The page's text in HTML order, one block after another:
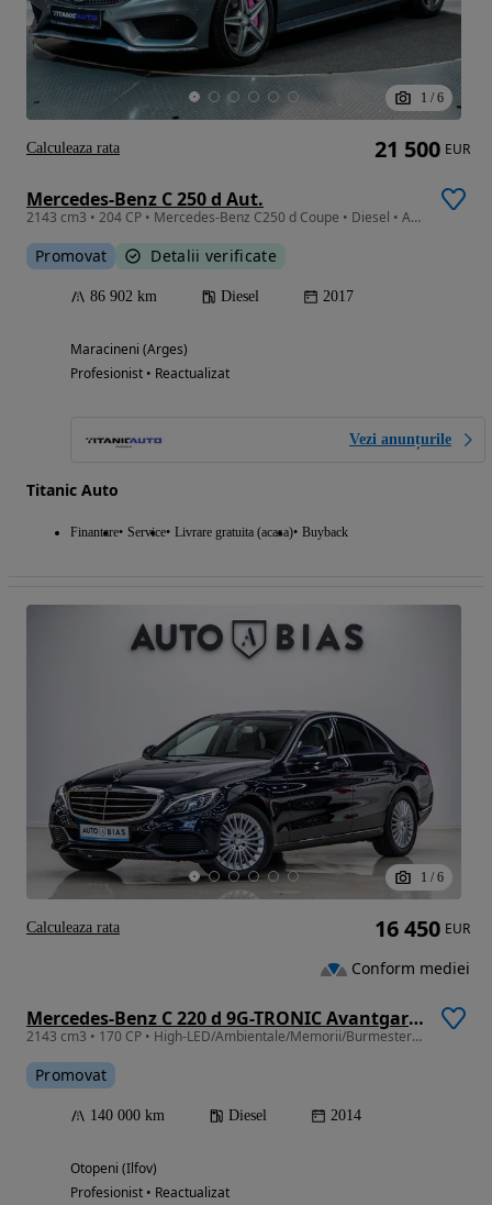
1 / 6
Mercedes-Benz C 250 d Aut.
2143 cm3 • 204 CP • Mercedes-Benz C250 d Coupe • Diesel • Automat • LED • Keyless • Navi
Promovat Detalii verificate
86 902 km Diesel 2017
Maracineni (Arges)
Profesionist • Reactualizat
Vezi anunțurile
Titanic Auto
Finantare Service Livrare gratuita (acasa) Buyback
21 500 EUR
Calculeaza rata
1 / 6
Mercedes-Benz C 220 d 9G-TRONIC Avantgarde
2143 cm3 • 170 CP • High-LED/Ambientale/Memorii/Burmester/Leasing Rate FARA AVANS
Promovat
140 000 km Diesel 2014
Otopeni (Ilfov)
Profesionist • Reactualizat
16 450 EUR
Conform mediei
Calculeaza rata